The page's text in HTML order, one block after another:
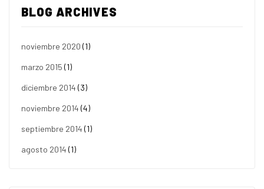
BLOG ARCHIVES
noviembre 2020 (1)
marzo 2015 (1)
diciembre 2014 (3)
noviembre 2014 (4)
septiembre 2014 (1)
agosto 2014 (1)